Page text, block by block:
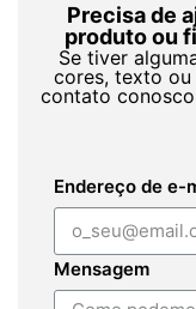
Precisa de
produto ou
Se tiver
cores, texto
contato
Endereço de e-
Mensagem